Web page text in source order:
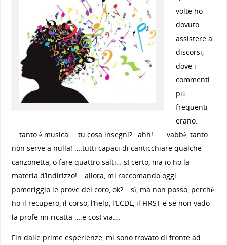
volte ho
dovuto
assistere a
discorsi,
dove i
commenti
più
frequenti
erano:
….tanto è musica…..tu cosa insegni?…ahh! ….. vabbè, tanto
non serve a nulla! ….tutti capaci di canticchiare qualche
canzonetta, o fare quattro salti… sì certo, ma io ho la
materia d’indirizzo! …allora, mi raccomando oggi
pomeriggio le prove del coro, ok?….sì, ma non posso, perchè
ho il recupero, il corso, l’help, l’ECDL, il FIRST e se non vado
la profe mi ricatta ….e così via….
Fin dalle prime esperienze, mi sono trovato di fronte ad